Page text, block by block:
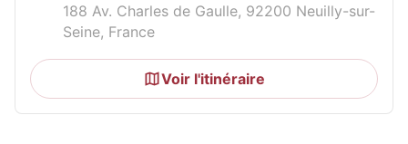
188 Av. Charles de Gaulle, 92200 Neuilly-sur-
Seine, France
Voir l'itinéraire